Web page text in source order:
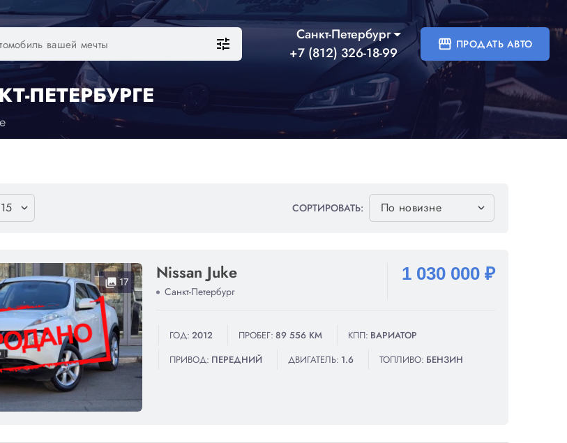
tune
Санкт-Петербург
+7 (812) 326-18-99
storefront ПРОДАТЬ АВТО
ПЕТЕРБУРГЕ
СОРТИРОВАТЬ:
collections 17 Nissan Juke
Санкт-Петербург
1 030 000 ₽
ГОД: 2012 ПРОБЕГ: 89 556 КМ КПП: ВАРИАТОР
ПРИВОД: ПЕРЕДНИЙ ДВИГАТЕЛЬ: 1.6 ТОПЛИВО: БЕНЗИН